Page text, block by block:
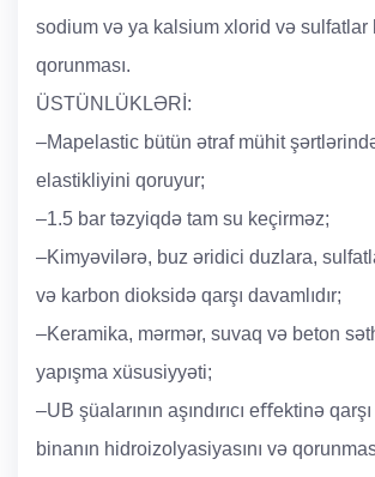
sodium və ya kalsium xlorid və sulfatlar
qorunması.
ÜSTÜNLÜKLƏRİ:
–Mapelastic bütün ətraf mühit
elastikliyini qoruyur;
–1.5 bar təzyiqdə tam su keçirməz;
–Kimyəvilərə, buz əridici duzlara,
və karbon dioksidə qarşı davamlıdır;
–Keramika, mərmər, suvaq və beton
yapışma xüsusiyyəti;
–UB şüalarının aşındırıcı eﬀektinə qarşı
binanın hidroizolyasiyasını və